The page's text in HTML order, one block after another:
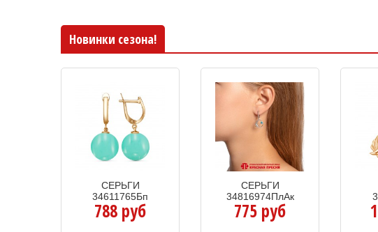
Новинки сезона!
СЕРЬГИ
34611765Бп
788 руб
СЕРЬГИ
34816974ПлАк
775 руб